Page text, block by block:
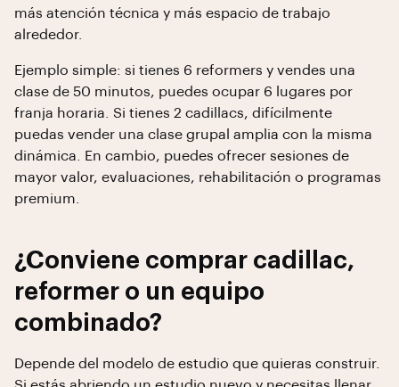
más atención técnica y más espacio de trabajo
alrededor.
Ejemplo simple: si tienes 6 reformers y vendes una
clase de 50 minutos, puedes ocupar 6 lugares por
franja horaria. Si tienes 2 cadillacs, difícilmente
puedas vender una clase grupal amplia con la misma
dinámica. En cambio, puedes ofrecer sesiones de
mayor valor, evaluaciones, rehabilitación o programas
premium.
¿Conviene comprar cadillac,
reformer o un equipo
combinado?
Depende del modelo de estudio que quieras construir.